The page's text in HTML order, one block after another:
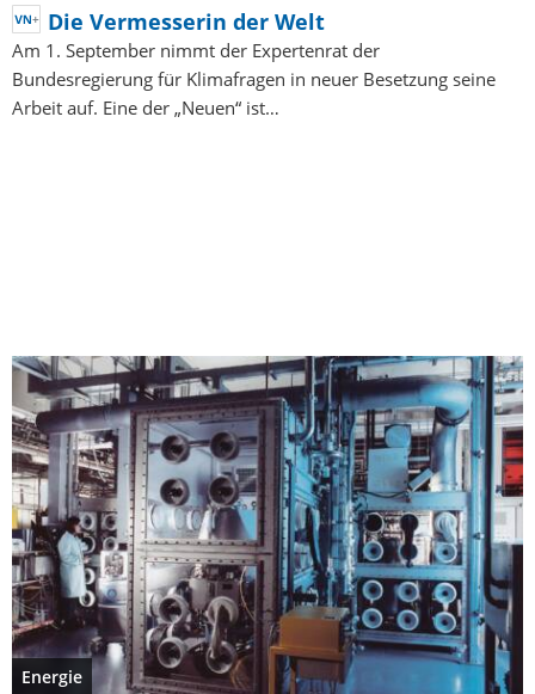
Die Vermesserin der Welt
Am 1. September nimmt der Expertenrat der
Bundesregierung für Klimafragen in neuer Besetzung seine
Arbeit auf. Eine der „Neuen“ ist…
Energie